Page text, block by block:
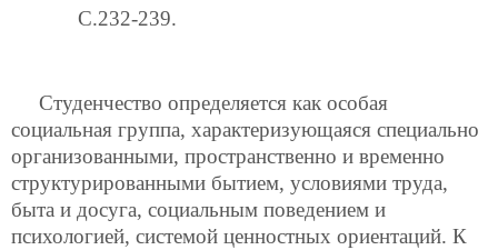
C.232-239.
Студенчество определяется как особая
социальная группа, характеризующаяся специально
организованными, пространственно и временно
структурированными бытием, условиями труда,
быта и досуга, социальным поведением и
психологией, системой ценностных ориентаций. К